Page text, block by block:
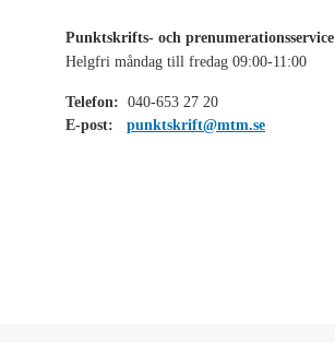
Punktskrifts- och prenumerationsservice
Helgfri måndag till fredag 09:00-11:00
Telefon: 040-653 27 20
E-post:
punktskrift@mtm.se